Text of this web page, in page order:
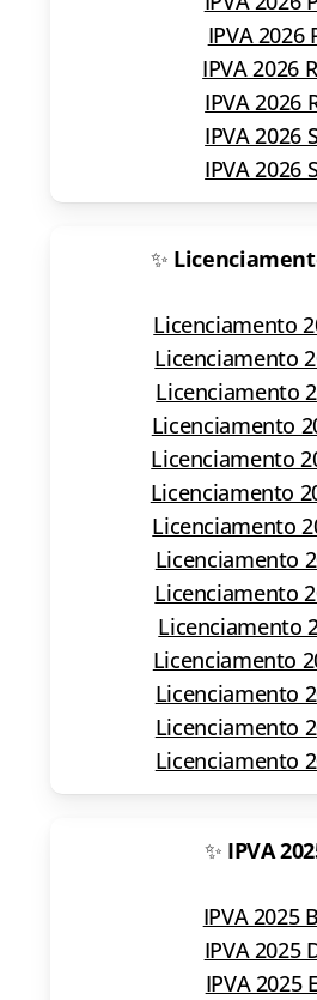
IPVA 2026
IPVA 2026
IPVA 2026
IPVA 2026
IPVA 2026
✨
Licenciamento
Licenciamento
Licenciamento
Licenciamento
Licenciamento
Licenciamento
Licenciamento
Licenciamento
Licenciamento
Licenciamento
Licenciamento
Licenciamento
Licenciamento
Licenciamento
✨ IPVA
IPVA 2025
IPVA 2025
IPVA 2025